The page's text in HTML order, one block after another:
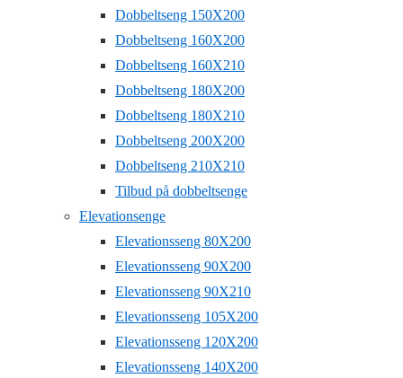
Dobbeltseng 150X200
Dobbeltseng 160X200
Dobbeltseng 160X210
Dobbeltseng 180X200
Dobbeltseng 180X210
Dobbeltseng 200X200
Dobbeltseng 210X210
Tilbud på dobbeltsenge
Elevationsenge
Elevationsseng 80X200
Elevationsseng 90X200
Elevationsseng 90X210
Elevationsseng 105X200
Elevationsseng 120X200
Elevationsseng 140X200